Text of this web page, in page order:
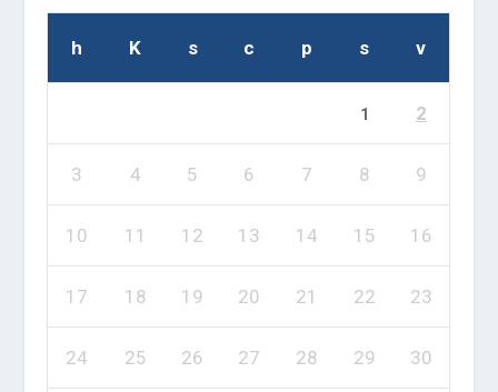
h K s c p s v
1 2
3 4 5 6 7 8 9
10 11 12 13 14 15 16
17 18 19 20 21 22 23
24 25 26 27 28 29 30